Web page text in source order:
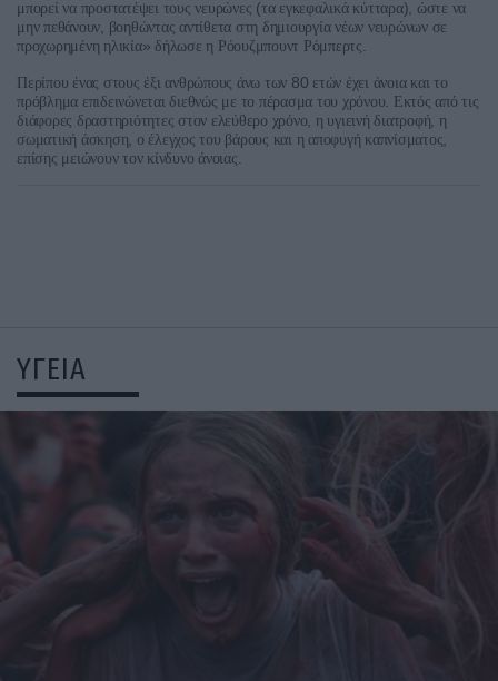
μπορεί να προστατέψει τους νευρώνες (τα εγκεφαλικά κύτταρα), ώστε να
μην πεθάνουν βοηθώντας αντίθετα στη δημιουργία νέων νευρώνων σε
προχωρημένη ηλικία» δήλωσε η Ρόουζμπουντ Ρόμπερτς
Περίπου ένας στους έξι ανθρώπους άνω των 80 ετών έχει άνοια και το
πρόβλημα επιδεινώνεται διεθνώς με το πέρασμα του χρόνου Εκτός από τις
διάφορες δραστηριότητες στον ελεύθερο χρόνο η υγιεινή διατροφή η
σωματική άσκηση ο έλεγχος του βάρους και η αποφυγή καπνίσματος
επίσης μειώνουν τον κίνδυνο άνοιας
ΥΓΕΙΑ